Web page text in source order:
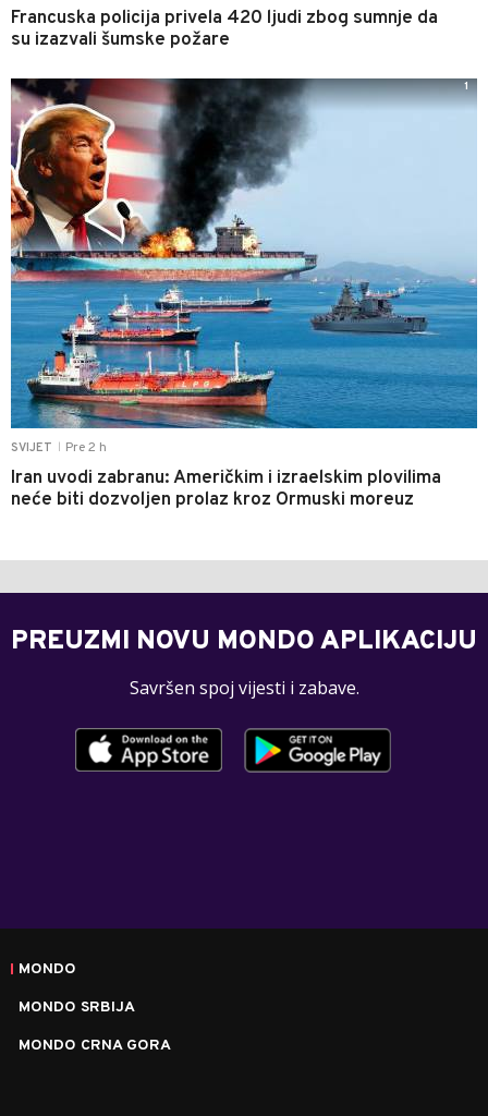
Francuska policija privela 420 ljudi zbog sumnje da
su izazvali šumske požare
SVIJET Pre 2 h
Iran uvodi zabranu: Američkim i izraelskim plovilima
neće biti dozvoljen prolaz kroz Ormuski moreuz
1
PREUZMI NOVU MONDO APLIKACIJU
Savršen spoj vijesti i zabave.
MONDO
MONDO SRBIJA
MONDO CRNA GORA